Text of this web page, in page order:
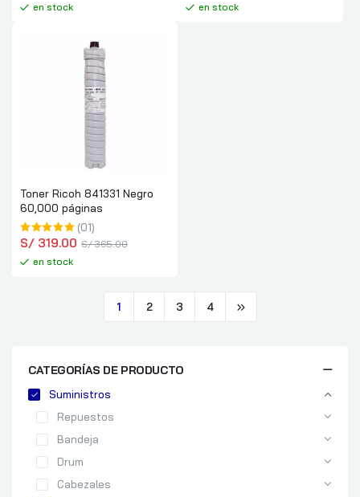
en stock en stock
Toner Ricoh 841331 Negro
60,000 páginas
(01)
S/ 365.00
S/ 319.00
en stock
1 2 3 4
CATEGORÍAS DE PRODUCTO
Suministros
Repuestos
Bandeja
Drum
Cabezales